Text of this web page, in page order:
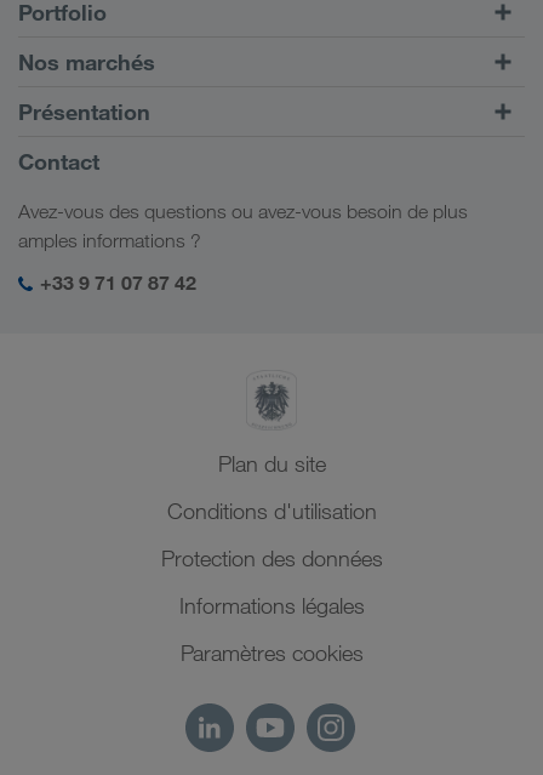
Portfolio
Transports routiers
Portail client CONNECT
Solutions numériques
Solutions par branche
Mon espace de connexion LKW WALTER
Nos marchés
Europe
Caucase
Asie Centrale
Moyen-Orient
Afrique du Nord
Présentation
Informations générales
Responsabilité sociale
Contact
Avez-vous des questions ou avez-vous besoin de plus
amples informations ?
+33 9 71 07 87 42
Plan du site
Conditions d'utilisation
Protection des données
Informations légales
Paramètres cookies